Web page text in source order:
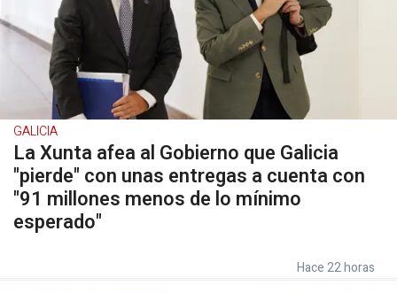
GALICIA
La Xunta afea al Gobierno que Galicia
"pierde" con unas entregas a cuenta con
"91 millones menos de lo mínimo
esperado"
Hace 22 horas